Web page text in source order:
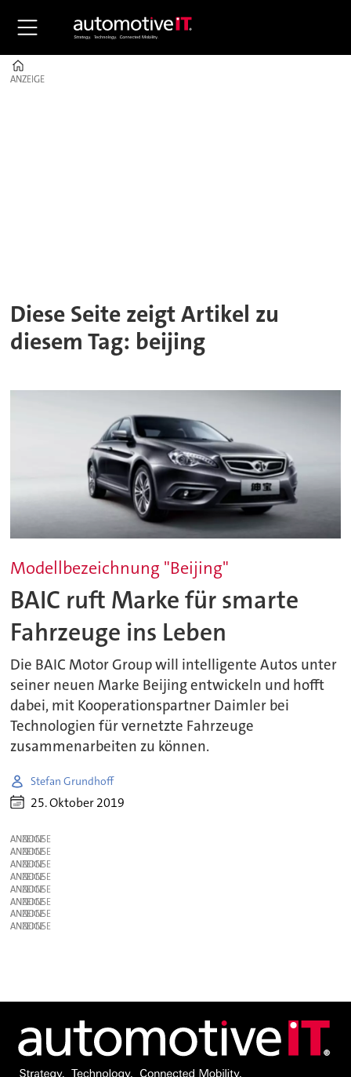
ANZEIGE
ANZEIGE
Diese Seite zeigt Artikel zu
diesem Tag: beijing
Modellbezeichnung "Beijing"
BAIC ruft Marke für smarte
Fahrzeuge ins Leben
Die BAIC Motor Group will intelligente Autos unter
seiner neuen Marke Beijing entwickeln und hofft
dabei, mit Kooperationspartner Daimler bei
Technologien für vernetzte Fahrzeuge
zusammenarbeiten zu können.
Stefan Grundhoff
25. Oktober 2019
ANZEIGE
ANZEIGE
ANZEIGE
ANZEIGE
ANZEIGE
ANZEIGE
ANZEIGE
ANZEIGE